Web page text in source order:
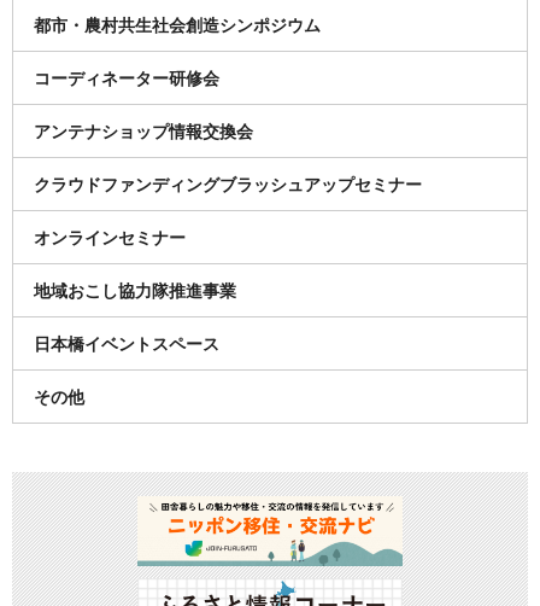
都市・農村共生社会創造シンポジウム
コーディネーター研修会
アンテナショップ情報交換会
クラウドファンディングブラッシュアップセミナー
オンラインセミナー
地域おこし協力隊推進事業
日本橋イベントスペース
その他